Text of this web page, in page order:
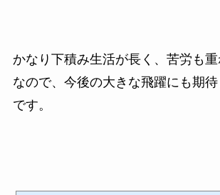
かなり下積み生活が長く、苦労も重
なので、 今後の大きな飛躍にも期
です。